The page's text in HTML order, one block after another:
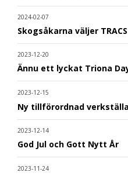
2024-02-07
Skogsåkarna väljer
2023-12-20
Ännu ett lyckat Triona
2023-12-15
Ny tillförordnad
2023-12-14
God Jul och Gott Nytt År
2023-11-24